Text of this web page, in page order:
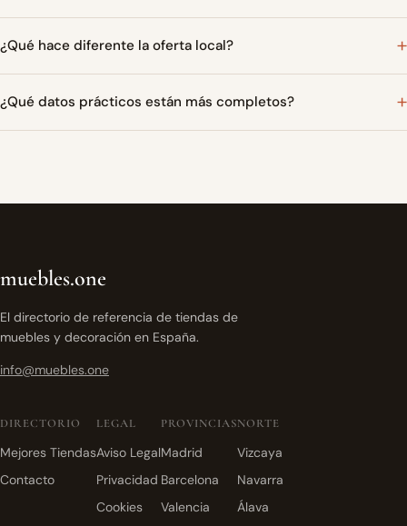
¿Qué hace diferente la oferta local?
¿Qué datos prácticos están más completos?
muebles.one
El directorio de referencia de tiendas de
muebles y decoración en España.
info@muebles.one
DIRECTORIO
Mejores Tiendas
Contacto
LEGAL
Aviso Legal
Privacidad
Cookies
PROVINCIAS
Madrid
Barcelona
Valencia
NORTE
Vizcaya
Navarra
Álava